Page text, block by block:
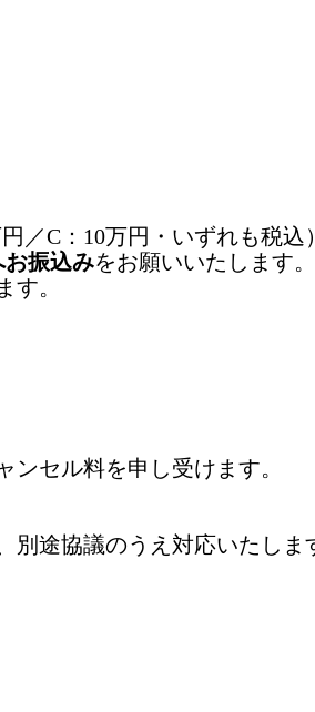
／C：10万円・いずれも税込
お振込みをお願いいたします。
す。
セル料を申し受けます。
別途協議のうえ対応いたしま